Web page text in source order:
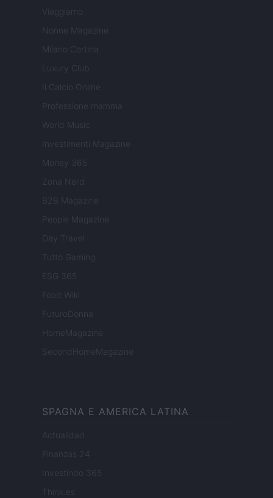
Viaggiamo
Nonne Magazine
Milano Cortina
Luxury Club
Il Calcio Online
Professione mamma
World Music
Investimenti Magazine
Money 365
Zona Nerd
B2B Magazine
People Magazine
Day Travel
Tutto Gaming
ESG 365
Food Wiki
FuturoDonna
HomeMagazine
SecondHomeMagazine
SPAGNA E AMERICA LATINA
Actualidad
Finanzas 24
Investindo 365
Think.es